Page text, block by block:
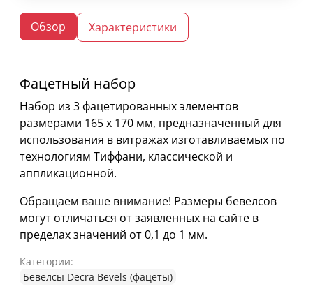
Обзор Характеристики
Фацетный набор
Набор из 3 фацетированных элементов
размерами 165 х 170 мм, предназначенный для
использования в витражах изготавливаемых по
технологиям Тиффани, классической и
аппликационной.
Обращаем ваше внимание! Размеры бевелсов
могут отличаться от заявленных на сайте в
пределах значений от 0,1 до 1 мм.
Категории:
Бевелсы Decra Bevels (фацеты)